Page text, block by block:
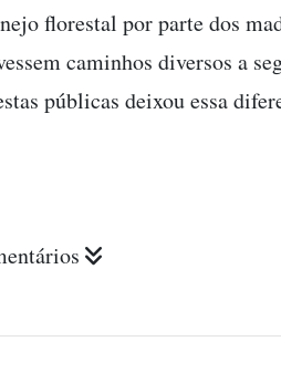
florestal por parte dos
caminhos diversos a
públicas deixou essa